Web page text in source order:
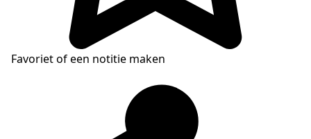
Favoriet of een notitie maken